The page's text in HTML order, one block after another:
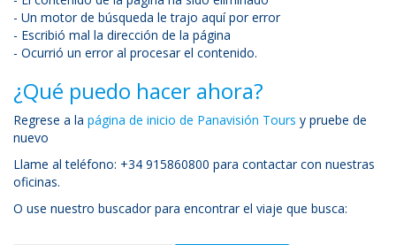
- Un motor de búsqueda le trajo aquí por error
- Escribió mal la dirección de la página
- Ocurrió un error al procesar el contenido.
¿Qué puedo hacer ahora?
Regrese a la página de inicio de Panavisión Tours y pruebe de
nuevo
Llame al teléfono: +34 915860800 para contactar con nuestras
oficinas.
O use nuestro buscador para encontrar el viaje que busca: